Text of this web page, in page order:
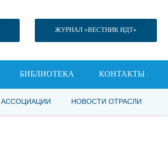
ЖУРНАЛ «ВЕСТНИК ИДТ»
БИБЛИОТЕКА КОНТАКТЫ
НОВОСТИ ОТРАСЛИ